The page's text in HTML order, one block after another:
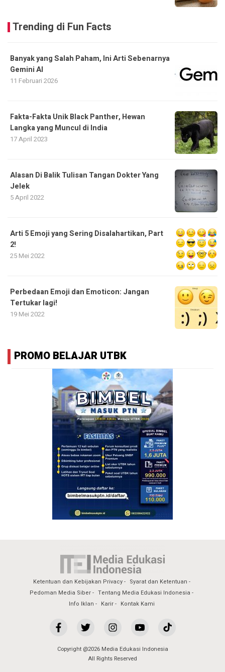
Trending di Fun Facts
Banyak yang Salah Paham, Ini Arti Sebenarnya
Gemini AI
11 Februari 2026
Fakta-Fakta Unik Black Panther, Hewan
Langka yang Muncul di India
17 April 2023
Alasan Di Balik Tulisan Tangan Dokter Yang
Jelek
5 April 2022
Arti 5 Emoji yang Sering Disalahartikan, Part
2!
25 Mei 2022
Perbedaan Emoji dan Emoticon: Jangan
Tertukar lagi!
19 Mei 2022
PROMO BELAJAR UTBK
Ketentuan dan Kebijakan Privacy
Syarat dan Ketentuan
Pedoman Media Siber
Tentang Media Edukasi Indonesia
Info Iklan
Karir Kontak Kami
Copyright @2026 Media Edukasi Indonesia
All Rights Reserved